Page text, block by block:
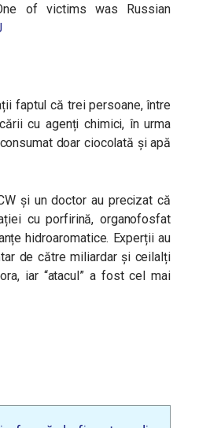
of victims was Russian
faptul că trei persoane, între
cu agenți chimici, în urma
doar ciocolată și apă
și un doctor au precizat că
cu porfirină, organofosfat
hidroaromatice. Experții au
de către miliardar și ceilalți
iar “atacul” a fost cel mai